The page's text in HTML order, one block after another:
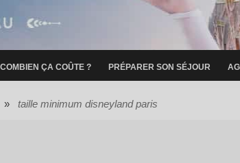
COMBIEN ÇA COÛTE ? PRÉPARER SON SÉJOUR
» taille minimum disneyland paris